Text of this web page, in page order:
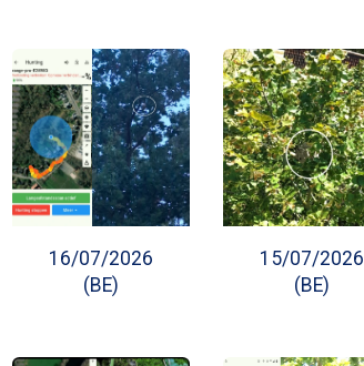
16/07/2026
(BE)
15/07/2026
(BE)